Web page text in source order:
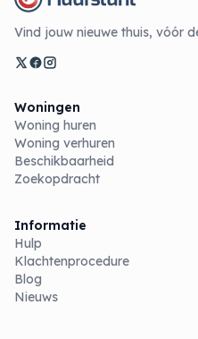
Vind jouw nieuwe thuis, vóór
Woningen
Woning huren
Woning verhuren
Beschikbaarheid
Zoekopdracht
Informatie
Hulp
Klachtenprocedure
Blog
Nieuws